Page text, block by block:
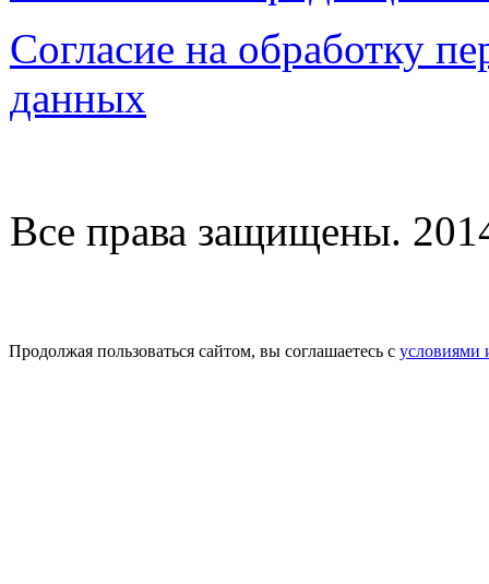
Согласие на обработку
данных
Все права защищены.
Продолжая пользоваться сайтом, вы соглашаетесь с условиями